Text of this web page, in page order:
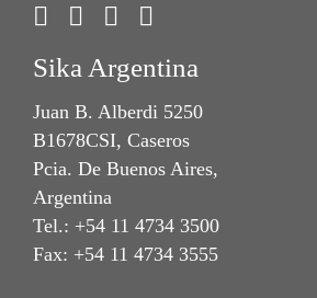
Sika Argentina
Juan B. Alberdi 5250
B1678CSI, Caseros
Pcia. De Buenos Aires,
Argentina
Tel.: +54 11 4734 3500
Fax: +54 11 4734 3555